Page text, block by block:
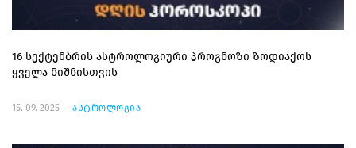
16 სექტემბრის ასტროლოგიური პროგნოზი ზოდიაქოს
ყველა ნიშნისთვის
15. 09. 2025 ასტროლოგია